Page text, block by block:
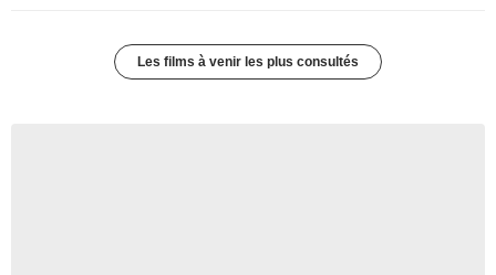
Les films à venir les plus consultés